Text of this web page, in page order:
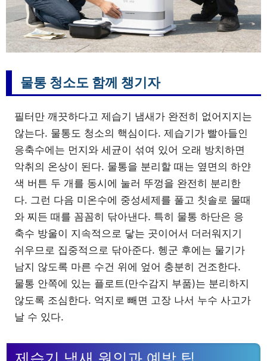
물통 청소도 함께 챙기자
필터만 깨끗하다고 제습기 냄새가 완전히 없어지지는
않는다. 물통도 청소의 핵심이다. 제습기가 빨아들인
응축수에는 먼지와 세균이 섞여 있어 오래 방치하면
악취의 온상이 된다. 물통을 분리할 때는 옆면의 하얀
색 버튼 두 개를 동시에 눌러 뚜껑을 완전히 분리한
다. 그런 다음 미온수에 중성세제를 풀고 칫솔로 물때
와 찌든 때를 꼼꼼히 닦아낸다. 특히 물통 하단은 응
축수 방울이 지속적으로 닿는 곳이어서 더러워지기
쉬우므로 집중적으로 닦아준다. 헹군 후에는 물기가
남지 않도록 마른 수건 위에 엎어 충분히 건조한다.
물통 안쪽에 있는 플로트(만수감지 부품)는 분리하지
않도록 조심한다. 억지로 빼면 고장 나서 누수 사고가
날 수 있다.